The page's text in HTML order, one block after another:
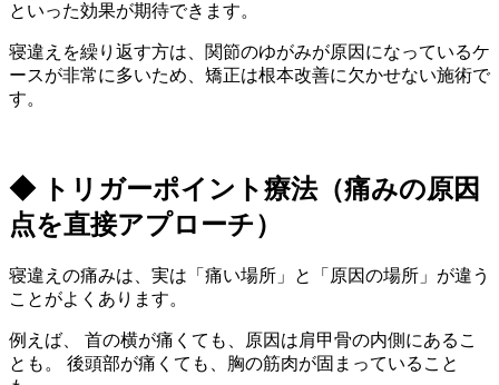
といった効果が期待できます。
寝違えを繰り返す方は、関節のゆがみが原因になっているケ
ースが非常に多いため、矯正は根本改善に欠かせない施術で
す。
◆ トリガーポイント療法（痛みの原因
点を直接アプローチ）
寝違えの痛みは、実は「痛い場所」と「原因の場所」が違う
ことがよくあります。
例えば、 首の横が痛くても、原因は肩甲骨の内側にあるこ
とも。 後頭部が痛くても、胸の筋肉が固まっていること